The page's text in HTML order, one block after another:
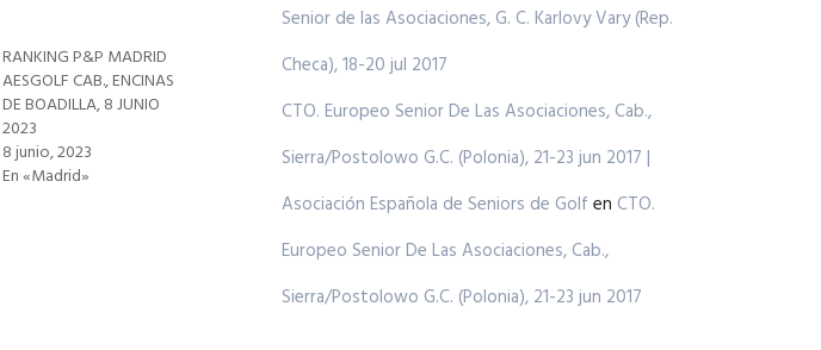
RANKING P&P MADRID
AESGOLF CAB., ENCINAS
DE BOADILLA, 8 JUNIO
2023
8 junio, 2023
En «Madrid»
Senior de las Asociaciones, G. C. Karlovy Vary (Rep.
Checa), 18-20 jul 2017
CTO. Europeo Senior De Las Asociaciones, Cab.,
Sierra/Postolowo G.C. (Polonia), 21-23 jun 2017 |
Asociación Española de Seniors de Golf en CTO.
Europeo Senior De Las Asociaciones, Cab.,
Sierra/Postolowo G.C. (Polonia), 21-23 jun 2017